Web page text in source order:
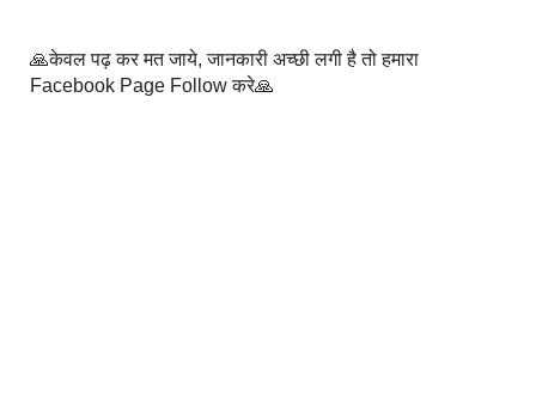
🙏केवल पढ़ कर मत जाये, जानकारी अच्छी लगी है तो हमारा
Facebook Page Follow करे🙏